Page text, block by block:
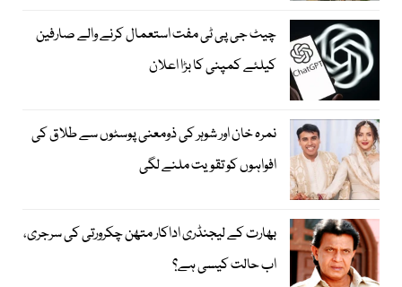
چیٹ جی پی ٹی مفت استعمال کرنے والے صارفین
کیلئے کمپنی کا بڑا اعلان
نمرہ خان اور شوہر کی ذومعنی پوسٹوں سے طلاق کی
افواہوں کو تقویت ملنے لگی
بھارت کے لیجنڈری اداکار متھن چکرورتی کی سرجری،
اب حالت کیسی ہے؟